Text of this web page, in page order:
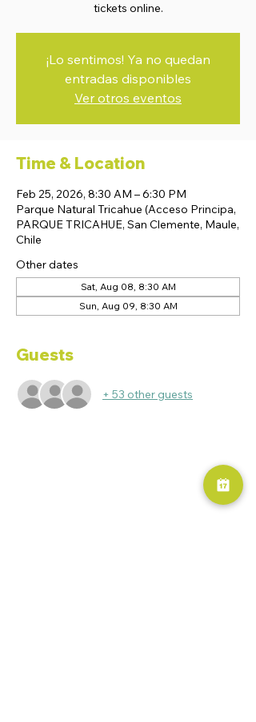
tickets online.
¡Lo sentimos! Ya no quedan
entradas disponibles
Ver otros eventos
Time & Location
Feb 25, 2026, 8:30 AM – 6:30 PM
Parque Natural Tricahue (Acceso Principa,
PARQUE TRICAHUE, San Clemente, Maule,
Chile
Other dates
Sat, Aug 08, 8:30 AM
Sun, Aug 09, 8:30 AM
Guests
+ 53 other guests